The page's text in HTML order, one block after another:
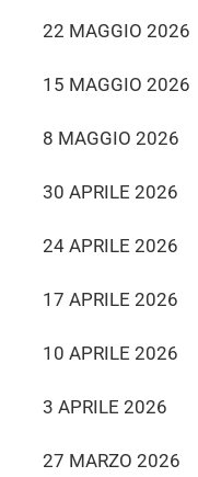
22 MAGGIO 2026
15 MAGGIO 2026
8 MAGGIO 2026
30 APRILE 2026
24 APRILE 2026
17 APRILE 2026
10 APRILE 2026
3 APRILE 2026
27 MARZO 2026